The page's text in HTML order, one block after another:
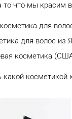
что мы красим
для
для волос из
косметика